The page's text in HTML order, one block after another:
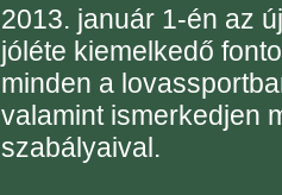
2013. január 1-én az
jóléte kiemelkedő
minden a
valamint ismerkedjen
szabályaival.